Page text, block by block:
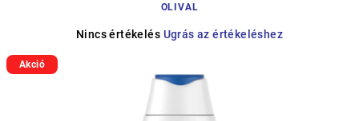
OLIVAL
A
Nincs értékelés Ugrás az értékeléshez
Akció